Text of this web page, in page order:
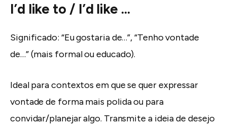
I’d like to / I’d like …
Significado: “Eu gostaria de…”, “Tenho vontade
de…” (mais formal ou educado).
Ideal para contextos em que se quer expressar
vontade de forma mais polida ou para
convidar/planejar algo. Transmite a ideia de desejo